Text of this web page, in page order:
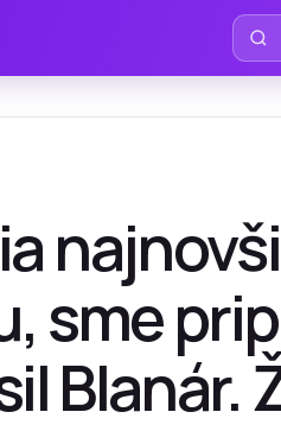
sme
Blanár.